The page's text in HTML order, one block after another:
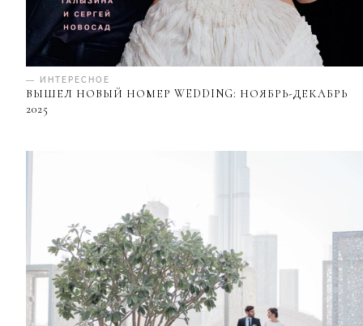
— ИНТЕРЕСНОЕ
ВЫШЕЛ НОВЫЙ НОМЕР WEDDING: НОЯБРЬ-ДЕКАБРЬ
2025